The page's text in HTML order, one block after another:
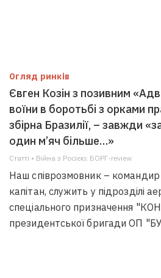
Огляд ринків
Євген Козін з позивним
воїни в боротьбі з орками
збірна Бразилії, – завжди
один м’яч більше…»
Статті • Війна з Росією; БОРГ-review
Наш співрозмовник –
капітан, служить у підрозділі
спеціального призначення
президентської бригади ОП